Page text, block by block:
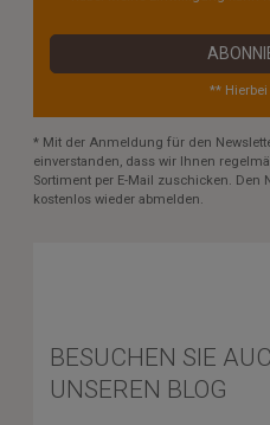
**
* Mit der Anmeldung für den
einverstanden, dass wir Ihnen
Sortiment per E-Mail zuschicken. Den
kostenlos wieder abmelden.
BESUCHEN SIE
UNSEREN BLOG